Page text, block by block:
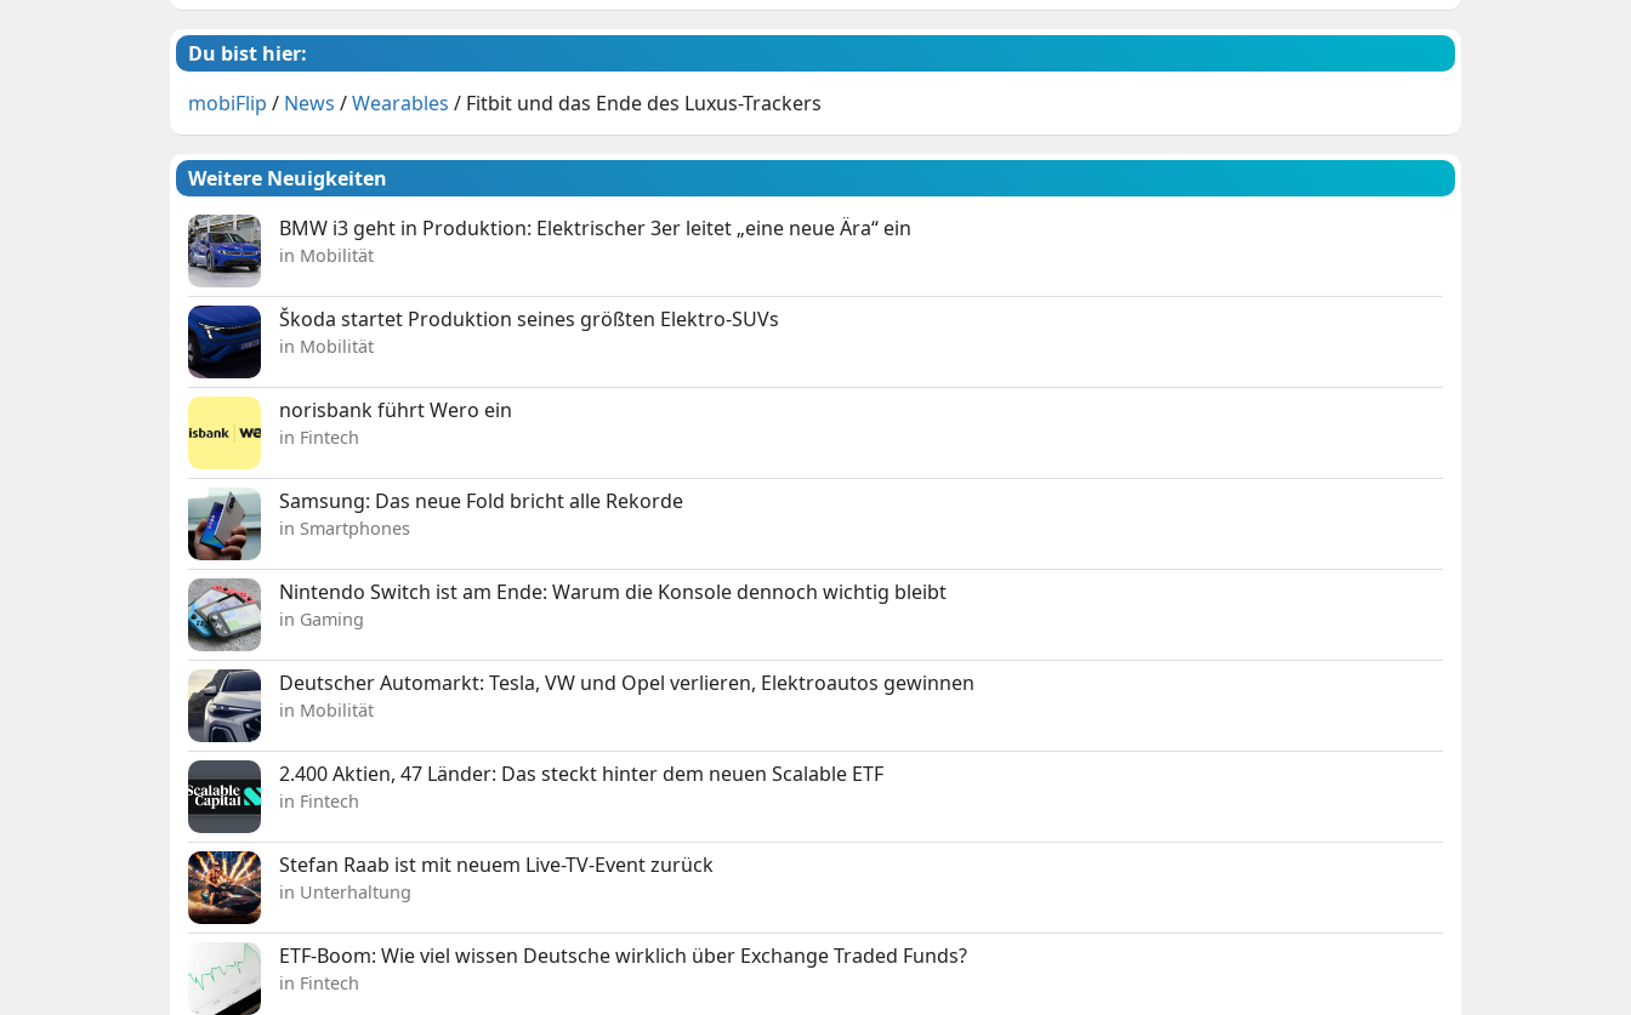
Du bist hier:
mobiFlip / News /Wearables / Fitbit und das Ende des Luxus-Trackers
Weitere Neuigkeiten
BMW i3 geht in Produktion: Elektrischer 3er leitet „eine neue Ära“ ein
in Mobilität
Škoda startet Produktion seines größten Elektro-SUVs
in Mobilität
norisbank führt Wero ein
in Fintech
Samsung: Das neue Fold bricht alle Rekorde
in Smartphones
Nintendo Switch ist am Ende: Warum die Konsole dennoch wichtig bleibt
in Gaming
Deutscher Automarkt: Tesla, VW und Opel verlieren, Elektroautos gewinnen
in Mobilität
2.400 Aktien, 47 Länder: Das steckt hinter dem neuen Scalable ETF
in Fintech
Stefan Raab ist mit neuem Live-TV-Event zurück
in Unterhaltung
ETF-Boom: Wie viel wissen Deutsche wirklich über Exchange Traded Funds?
in Fintech